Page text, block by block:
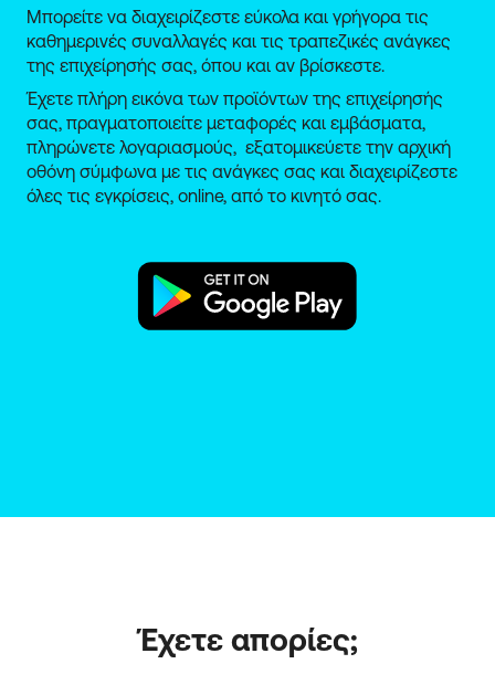
Μπορείτε να διαχειρίζεστε εύκολα και γρήγορα τις
καθημερινές συναλλαγές και τις τραπεζικές ανάγκες
της επιχείρησής σας, όπου και αν βρίσκεστε.
Έχετε πλήρη εικόνα των προϊόντων της επιχείρησής
σας, πραγματοποιείτε μεταφορές και εμβάσματα,
πληρώνετε λογαριασμούς, εξατομικεύετε την αρχική
οθόνη σύμφωνα με τις ανάγκες σας και διαχειρίζεστε
όλες τις εγκρίσεις, online, από το κινητό σας.
Έχετε απορίες;